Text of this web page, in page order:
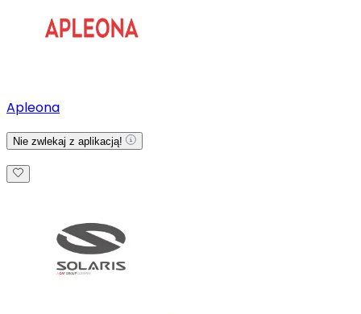
Apleona
Nie zwlekaj z aplikacją!